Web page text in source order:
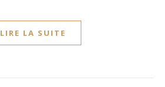
LIRE LA SUITE